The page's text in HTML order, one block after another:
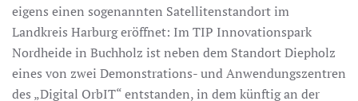
eigens einen sogenannten Satellitenstandort im
Landkreis Harburg eröffnet: Im TIP Innovationspark
Nordheide in Buchholz ist neben dem Standort Diepholz
eines von zwei Demonstrations- und Anwendungszentren
des „Digital OrbIT“ entstanden, in dem künftig an der